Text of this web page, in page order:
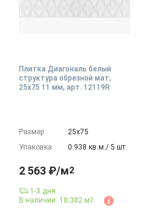
Плитка Диагональ белый
структура обрезной мат,
25x75 11 мм, арт. 12119R
Размер
25х75
Упаковка
0.938 кв.м./ 5 шт.
2 563 ₽/м2
1-3 дня
В наличии: 18.382 м2